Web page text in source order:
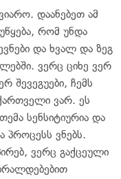
დაანებეთ ამ
რომ უნდა
და ხვალ და ზეგ
ვერც ციხე ვერ
შევეგუები, ჩემს
ვარ. ეს
სენსიტიურია და
პროცესს ვნებს.
ვერც გაქცეული